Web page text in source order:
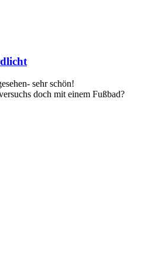
sehr schön!
doch mit einem Fußbad?